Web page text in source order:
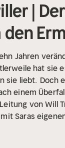
|
den
Jahren
hat sie
sie liebt. Doch
einem
von Will
Saras